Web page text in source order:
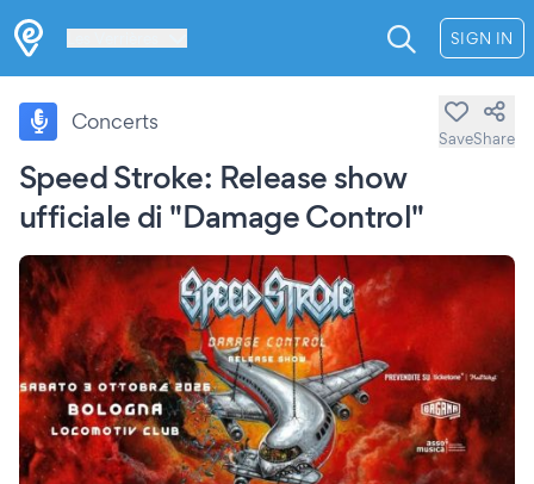
SIGN IN
Speed Stroke: Release show
ufficiale di "Damage Control"
Concerts
SaveShare